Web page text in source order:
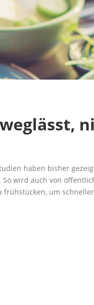
haben bisher
wird auch von
um